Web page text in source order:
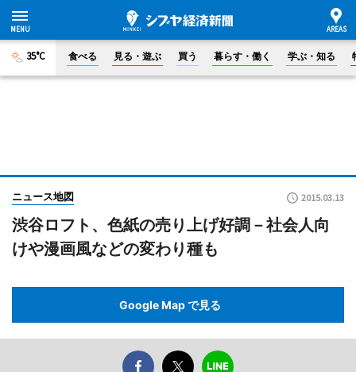
35°C 食べる 見る・遊ぶ 買う 暮らす・働く 学ぶ・知る
ニュース地図 2015.03.13
渋谷ロフト、色紙の売り上げ好調－社会人向
けや漫画風などの変わり種も
Google Map で見る